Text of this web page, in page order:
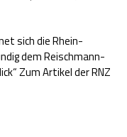
sich die Rhein-
dem Reischmann-
Zum Artikel der RNZ